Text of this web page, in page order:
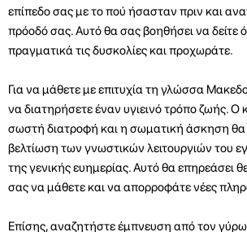
επίπεδο σας με το πού ήσασταν πριν και
πρόοδό σας. Αυτό θα σας βοηθήσει να δείτε
πραγματικά τις δυσκολίες και προχωράτε.
Για να μάθετε με επιτυχία τη γλώσσα
να διατηρήσετε έναν υγιεινό τρόπο ζωής. Ο
σωστή διατροφή και η σωματική άσκηση
βελτίωση των γνωστικών λειτουργιών του
της γενικής ευημερίας. Αυτό θα επηρεάσει
σας να μάθετε και να απορροφάτε νέες
Επίσης, αναζητήστε έμπνευση από τον